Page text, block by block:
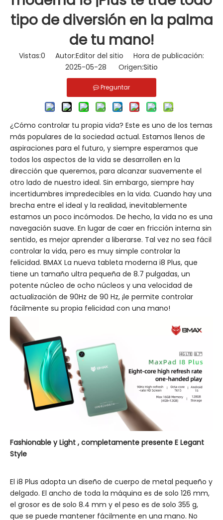
tipo de diversión en la palma
de tu mano!
Vistas:0 Autor:Editor del sitio Hora de publicación:
2025-05-28 Origen:Sitio
Preguntar
¿Cómo controlar tu propia vida? Este es uno de los temas
más populares de la sociedad actual. Estamos llenos de
aspiraciones para el futuro, y siempre esperamos que
todos los aspectos de la vida se desarrollen en la
dirección que queremos, para alcanzar suavemente el
otro lado de nuestro ideal. Sin embargo, siempre hay
incertidumbres impredecibles en la vida. Cuando hay una
brecha entre el ideal y la realidad, inevitablemente
estamos un poco incómodos. De hecho, la vida no es una
navegación suave. En lugar de caer en fricción interna sin
sentido, es mejor aprender a liberarse. Tal vez no sea fácil
controlar la vida, pero es muy simple controlar la
felicidad. BMAX La nueva tableta moderna i8 Plus, que
tiene un tamaño ultra pequeña de 8.7 pulgadas, un
potente núcleo de ocho núcleos y una velocidad de
actualización de 90Hz de 90 Hz, ¡le permite controlar
fácilmente su propia felicidad con una mano!
Fashionable yLight , completamente presente E Legant
Style
El i8 Plus adopta un diseño de cuerpo de metal pequeño y
delgado. El ancho de toda la máquina es de solo 126 mm,
el grosor es de solo 8.4 mm y el peso es de solo 355 g,
que se puede mantener fácilmente en una mano. No